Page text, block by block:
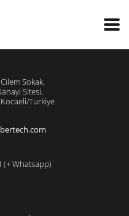
Sokak,
Sitesi,
Turkiye
(+ Whatsapp)